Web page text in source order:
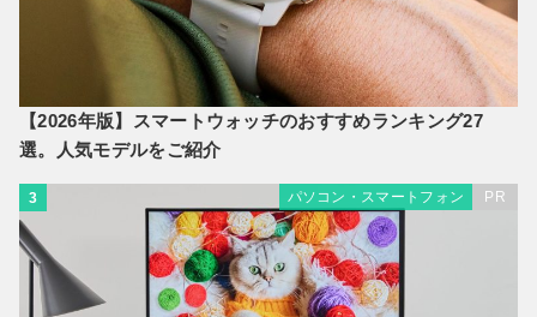
【2026年版】スマートウォッチのおすすめランキング27
選。人気モデルをご紹介
3 パソコン・スマートフォン PR